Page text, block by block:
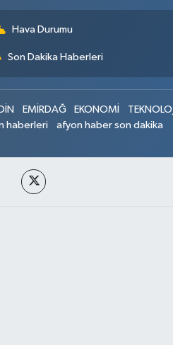
Hava Durumu
Son Dakika Haberleri
EMİRDAĞ EKONOMİ TEKNOLOJİ
haberleri afyon haber son dakika